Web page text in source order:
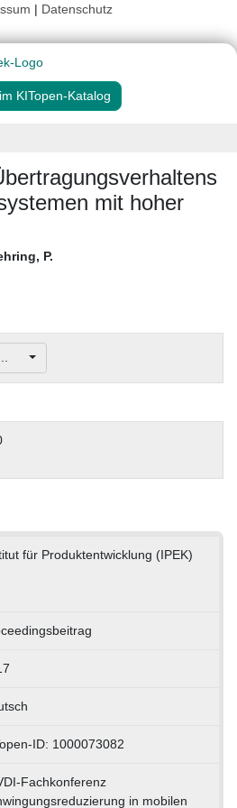
| Datenschutz
KITopen-Katalog
mit hoher
P.
...
für Produktentwicklung (IPEK)
ID: 1000073082
Fachkonferenz
in mobilen